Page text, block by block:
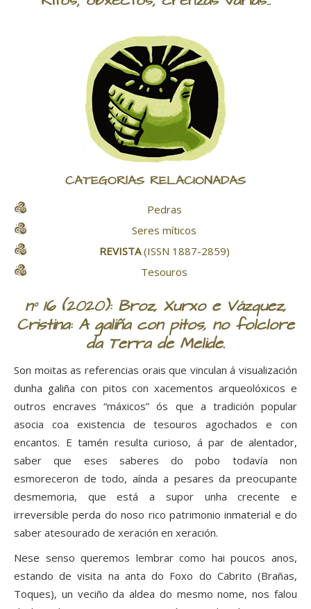
CATEGORÍAS RELACIONADAS
Pedras
Seres míticos
REVISTA(ISSN 1887-2859)
Tesouros
nº 16 (2020): Broz, Xurxo e Vázquez,
Cristina: A galiña con pitos, no folclore
da Terra de Melide.
Son moitas as referencias orais que vinculan á visualización
dunha galiña con pitos con xacementos arqueolóxicos e
outros encraves “máxicos” ós que a tradición popular
asocia coa existencia de tesouros agochados e con
encantos. E tamén resulta curioso, á par de alentador,
saber que eses saberes do pobo todavía non
esmoreceron de todo, aínda a pesares da preocupante
desmemoria, que está a supor unha crecente e
irreversible perda do noso rico patrimonio inmaterial e do
saber atesourado de xeración en xeración.
Nese senso queremos lembrar como hai poucos anos,
estando de visita na anta do Foxo do Cabrito (Brañas,
Toques), un veciño da aldea do mesmo nome, nos falou